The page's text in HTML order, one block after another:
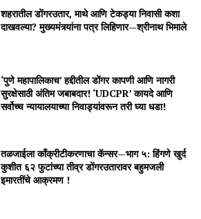
शहरातील डोंगरउतार, माथे आणि टेकड्या निवासी कशा
दाखवल्या? मुख्यमंत्र्यांना पत्र लिहिणार—श्रीनाथ भिमाले
‘पुणे महापालिकाच’ हद्दीतील डोंगर कापणी आणि नागरी
सुरक्षेसाठी अंतिम जबाबदार! ‘UDCPR’ कायदे आणि
सर्वोच्च न्यायालयाच्या निवाड्यांवरून तरी घ्या धडा!
तळजाईला काँक्रीटीकरणाचा कॅन्सर—भाग ५: हिंगणे खुर्द
कुशीत ६२ फुटांच्या तीव्र डोंगरउतारावर बहुमजली
इमारतींचे आक्रमण !